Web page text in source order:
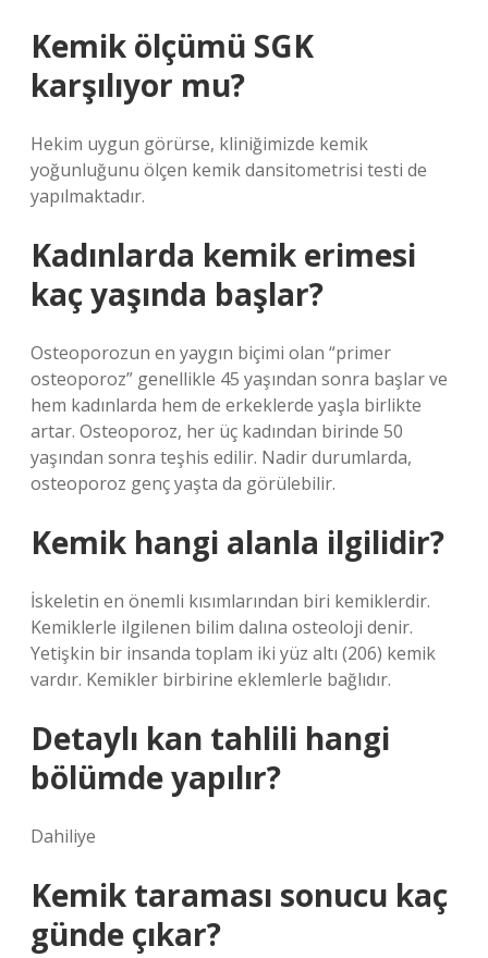
Kemik ölçümü SGK
karşılıyor mu?
Hekim uygun görürse, kliniğimizde kemik
yoğunluğunu ölçen kemik dansitometrisi testi de
yapılmaktadır.
Kadınlarda kemik erimesi
kaç yaşında başlar?
Osteoporozun en yaygın biçimi olan “primer
osteoporoz” genellikle 45 yaşından sonra başlar ve
hem kadınlarda hem de erkeklerde yaşla birlikte
artar. Osteoporoz, her üç kadından birinde 50
yaşından sonra teşhis edilir. Nadir durumlarda,
osteoporoz genç yaşta da görülebilir.
Kemik hangi alanla ilgilidir?
İskeletin en önemli kısımlarından biri kemiklerdir.
Kemiklerle ilgilenen bilim dalına osteoloji denir.
Yetişkin bir insanda toplam iki yüz altı (206) kemik
vardır. Kemikler birbirine eklemlerle bağlıdır.
Detaylı kan tahlili hangi
bölümde yapılır?
Dahiliye
Kemik taraması sonucu kaç
günde çıkar?